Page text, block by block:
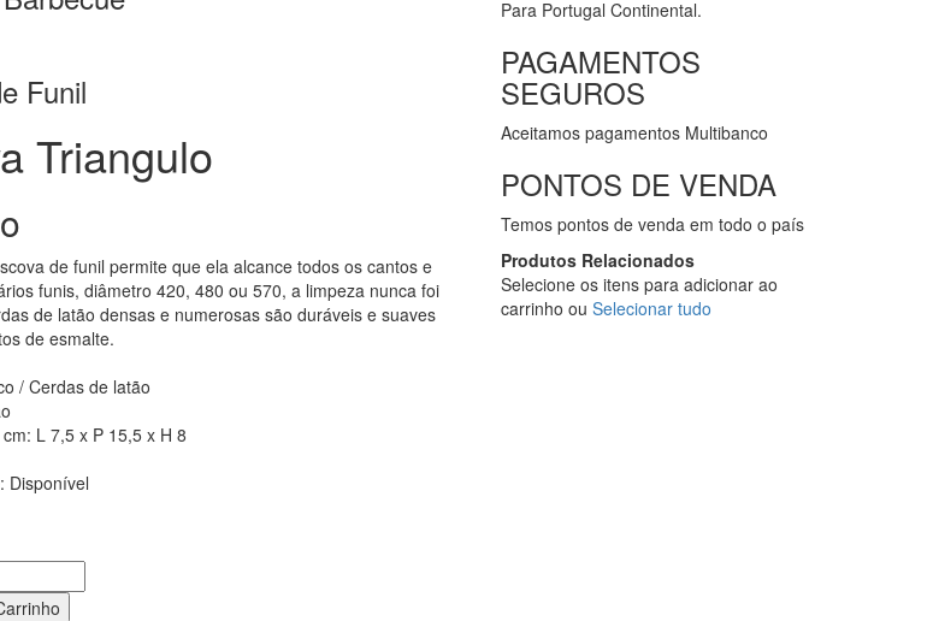
Funil
Triangulo
de funil permite que ela alcance todos os cantos e
funis, diâmetro 420, 480 ou 570, a limpeza nunca foi
de latão densas e numerosas são duráveis ​​e suaves
de esmalte.
/ Cerdas de latão
L 7,5 x P 15,5 x H 8
Disponível
Para Portugal Continental.
PAGAMENTOS
SEGUROS
Aceitamos pagamentos Multibanco
PONTOS DE VENDA
Temos pontos de venda em todo o país
Produtos Relacionados
Selecione os itens para adicionar ao
carrinho ou Selecionar tudo